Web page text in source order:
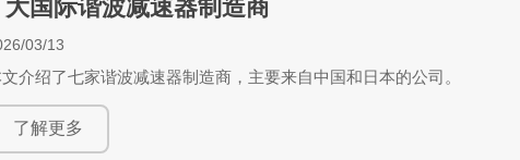
大国际谐波减速器制造商
03/13
介绍了七家谐波减速器制造商，主要来自中国和日本的公司。
了解更多